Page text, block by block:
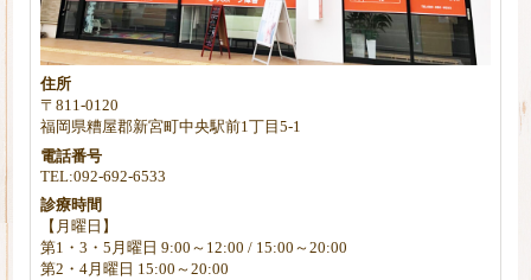
住所
〒811-0120
福岡県糟屋郡新宮町中央駅前1丁目5-1
電話番号
TEL:092-692-6533
診療時間
【月曜日】
第1・3・5月曜日 9:00～12:00 / 15:00～20:00
第2・4月曜日 15:00～20:00